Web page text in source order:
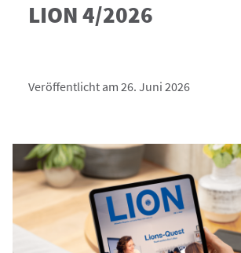
LION 4/2026
Veröffentlicht am 26. Juni 2026